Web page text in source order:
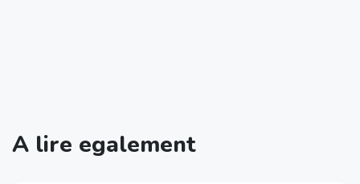
A lire egalement